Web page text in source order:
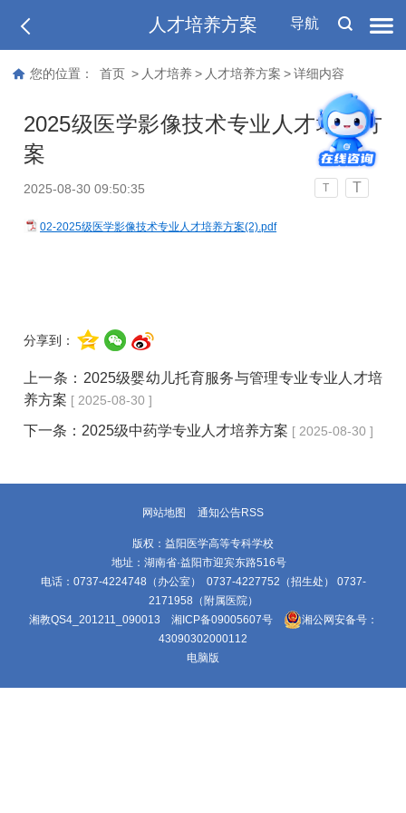
导航
人才培养方案
您的位置： 首页 > 人才培养 > 人才培养方案 > 详细内容
2025级医学影像技术专业人才培养方
案
2025-08-30 09:50:35 T T
02-2025级医学影像技术专业人才培养方案(2).pdf
分享到：
上一条： 2025级婴幼儿托育服务与管理专业专业人才培
养方案 [ 2025-08-30 ]
下一条： 2025级中药学专业人才培养方案 [ 2025-08-30 ]
网站地图 通知公告RSS
版权：益阳医学高等专科学校
地址：湖南省·益阳市迎宾东路516号
电话：0737-4224748（办公室） 0737-4227752（招生处） 0737-
2171958（附属医院）
湘教QS4_201211_090013 湘ICP备09005607号
湘公网安备号：
43090302000112
电脑版